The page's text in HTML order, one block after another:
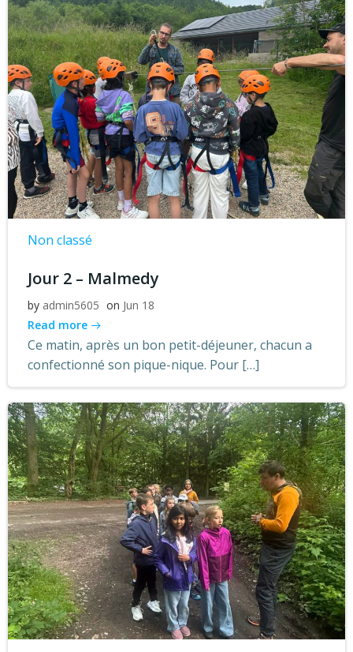
Non classé
Jour 2 – Malmedy
by admin5605 on Jun 18
Read more
Ce matin, après un bon petit-déjeuner, chacun a
confectionné son pique-nique. Pour […]